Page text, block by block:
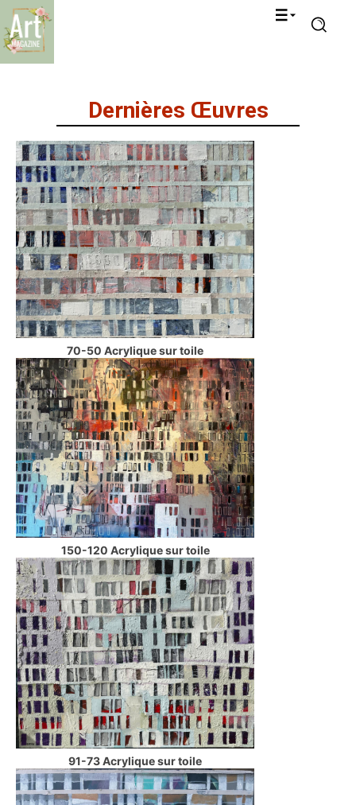
Dernières Œuvres
70-50 Acrylique sur toile
150-120 Acrylique sur toile
91-73 Acrylique sur toile